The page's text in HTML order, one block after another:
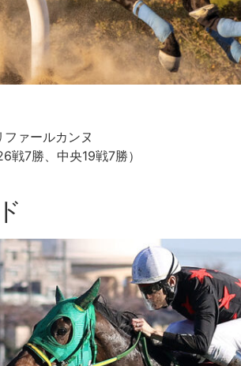
ァールカンヌ
戦7勝、中央19戦7勝）